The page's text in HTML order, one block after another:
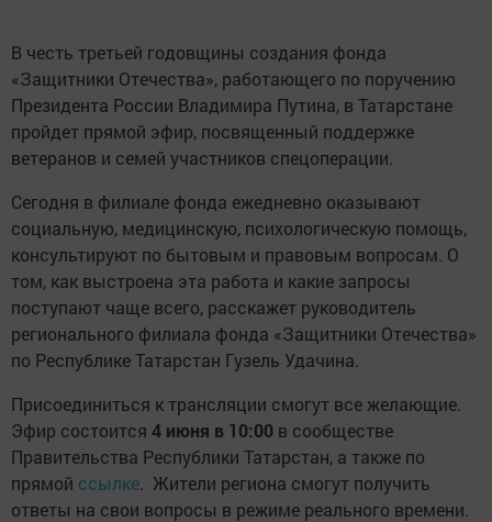
В честь третьей годовщины создания фонда
«Защитники Отечества», работающего по поручению
Президента России Владимира Путина, в Татарстане
пройдет прямой эфир, посвященный поддержке
ветеранов и семей участников спецоперации.
Сегодня в филиале фонда ежедневно оказывают
социальную, медицинскую, психологическую помощь,
консультируют по бытовым и правовым вопросам. О
том, как выстроена эта работа и какие запросы
поступают чаще всего, расскажет руководитель
регионального филиала фонда «Защитники Отечества»
по Республике Татарстан Гузель Удачина.
Присоединиться к трансляции смогут все желающие.
Эфир состоится 4 июня в 10:00 в сообществе
Правительства Республики Татарстан, а также по
прямой ссылке. Жители региона смогут получить
ответы на свои вопросы в режиме реального времени.